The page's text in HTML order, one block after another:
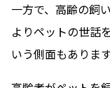
一方で、高齢の飼
よりペットの世話
いう側面もあります